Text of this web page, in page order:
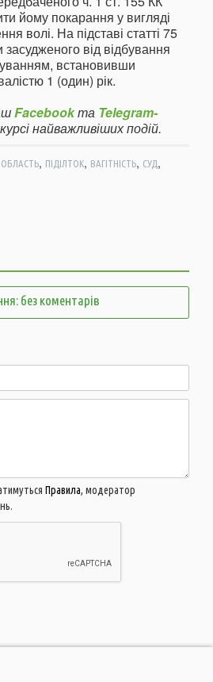
йому покарання у вигляді
волі. На підставі статті 75
засудженого від відбування
встановивши
1 (один) рік.
Facebookта Telegram-
найважливіших подій.
ОБЛАСТЬ, ПІДІЛТОК, ВАГІТНІСТЬ, СУД,
без коментарів
Правила, модератор